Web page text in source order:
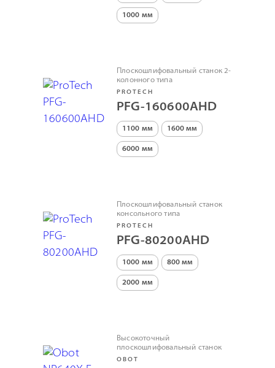
1000 мм
Плоскошлифовальный станок 2-
колонного типа
PROTECH
PFG-160600АHD
1100 мм 1600 мм
6000 мм
Плоскошлифовальный станок
консольного типа
PROTECH
PFG-80200АНD
1000 мм 800 мм
2000 мм
Высокоточный
плоскошлифовальный станок
OBOT